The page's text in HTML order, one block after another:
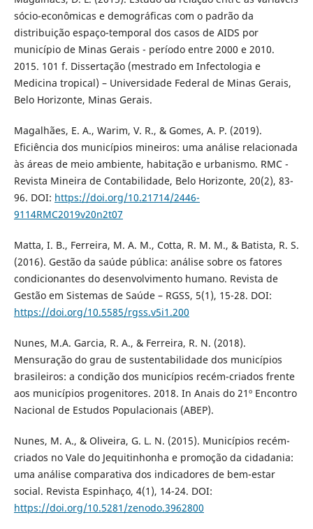
sócio-econômicas e demográficas com o padrão da
distribuição espaço-temporal dos casos de AIDS por
município de Minas Gerais - período entre 2000 e 2010.
2015. 101 f. Dissertação (mestrado em Infectologia e
Medicina tropical) – Universidade Federal de Minas Gerais,
Belo Horizonte, Minas Gerais.
Magalhães, E. A., Warim, V. R., & Gomes, A. P. (2019).
Eficiência dos municípios mineiros: uma análise relacionada
às áreas de meio ambiente, habitação e urbanismo. RMC -
Revista Mineira de Contabilidade, Belo Horizonte, 20(2), 83-
96. DOI: https://doi.org/10.21714/2446-
9114RMC2019v20n2t07
Matta, I. B., Ferreira, M. A. M., Cotta, R. M. M., & Batista, R. S.
(2016). Gestão da saúde pública: análise sobre os fatores
condicionantes do desenvolvimento humano. Revista de
Gestão em Sistemas de Saúde – RGSS, 5(1), 15-28. DOI:
https://doi.org/10.5585/rgss.v5i1.200
Nunes, M.A. Garcia, R. A., & Ferreira, R. N. (2018).
Mensuração do grau de sustentabilidade dos municípios
brasileiros: a condição dos municípios recém-criados frente
aos municípios progenitores. 2018. In Anais do 21º Encontro
Nacional de Estudos Populacionais (ABEP).
Nunes, M. A., & Oliveira, G. L. N. (2015). Municípios recém-
criados no Vale do Jequitinhonha e promoção da cidadania:
uma análise comparativa dos indicadores de bem-estar
social. Revista Espinhaço, 4(1), 14-24. DOI:
https://doi.org/10.5281/zenodo.3962800